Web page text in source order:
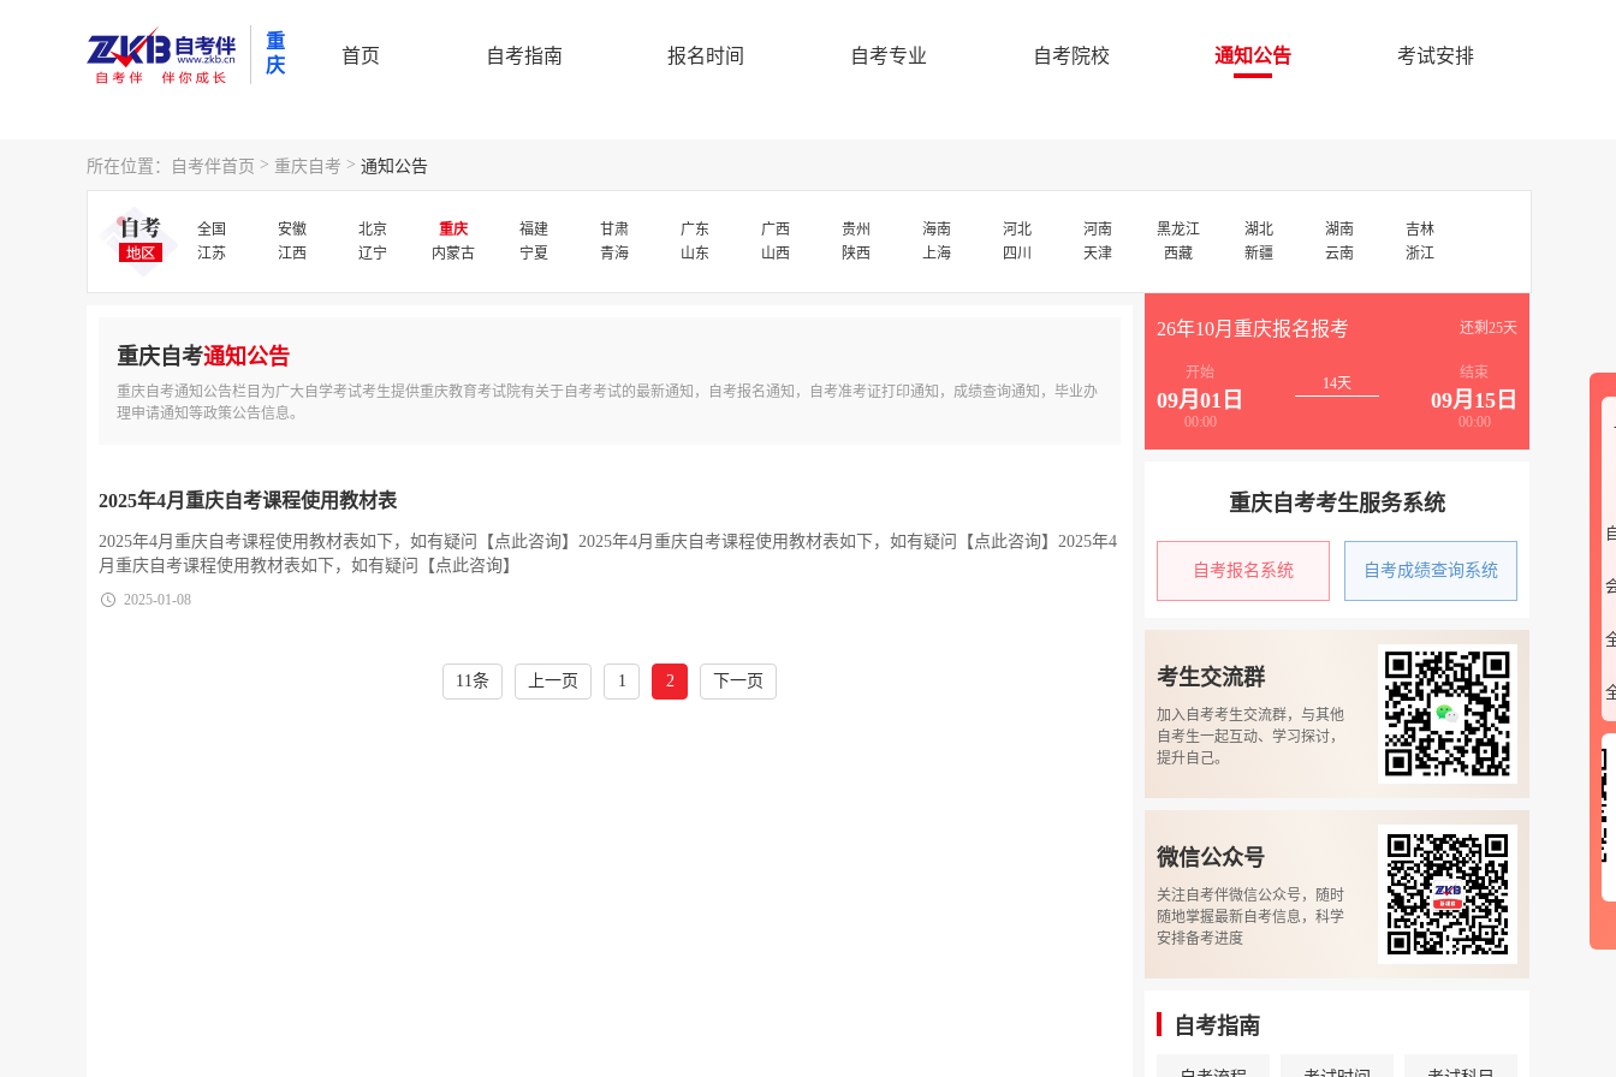
重
庆
首页 自考指南 报名时间 自考专业 自考院校 通知公告 考试安排
所在位置： 自考伴首页 > 重庆自考 > 通知公告
全国 安徽 北京 重庆 福建 甘肃 广东 广西 贵州 海南 河北 河南 黑龙江 湖北 湖南
吉林
江苏
江西 辽宁 内蒙古 宁夏 青海 山东 山西 陕西 上海 四川 天津 西藏 新疆 云南 浙江
重庆自考通知公告
重庆自考通知公告栏目为广大自学考试考生提供重庆教育考试院有关于自考考试的最新通知，自考报名通知，自考准考证打印通知，成绩查询通知，毕业办
理申请通知等政策公告信息。
2025年4月重庆自考课程使用教材表
2025年4月重庆自考课程使用教材表如下，如有疑问【点此咨询】2025年4月重庆自考课程使用教材表如下，如有疑问【点此咨询】2025年4
月重庆自考课程使用教材表如下，如有疑问【点此咨询】
2025-01-08
11条 上一页 1 2 下一页
26年10月重庆报名报考 还剩25天
开始
09月01日
00:00
14天
结束
09月15日
00:00
重庆自考考生服务系统
自考报名系统 自考成绩查询系统
考生交流群
加入自考考生交流群，与其他
自考生一起互动、学习探讨，
提升自己。
微信公众号
关注自考伴微信公众号，随时
随地掌握最新自考信息，科学
安排备考进度
自考指南
微信公众号